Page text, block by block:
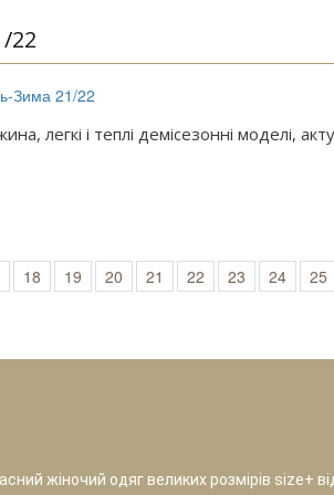
22
легкі і теплі демісезонні моделі,
18 19 20 21 22 23 24 25
жіночий одяг великих розмірів size+